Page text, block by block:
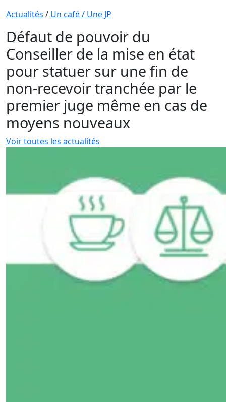
Actualités / Un café / Une JP
Défaut de pouvoir du
Conseiller de la mise en état
pour statuer sur une fin de
non-recevoir tranchée par le
premier juge même en cas de
moyens nouveaux
Voir toutes les actualités